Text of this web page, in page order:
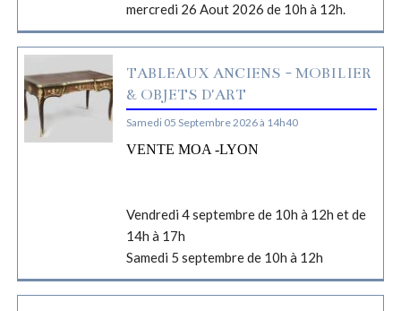
mercredi 26 Aout 2026 de 10h à 12h.
TABLEAUX ANCIENS - MOBILIER
& OBJETS D'ART
Samedi 05 Septembre 2026 à 14h40
VENTE MOA -LYON
Vendredi 4 septembre de 10h à 12h et de
14h à 17h
Samedi 5 septembre de 10h à 12h